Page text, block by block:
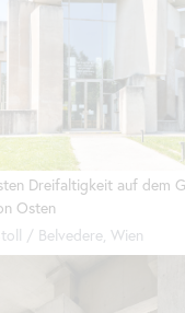
Dreifaltigkeit auf dem
Osten
/ Belvedere, Wien